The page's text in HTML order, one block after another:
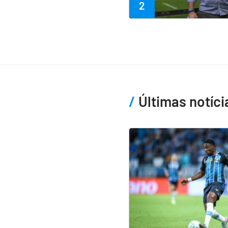
2
Últimas